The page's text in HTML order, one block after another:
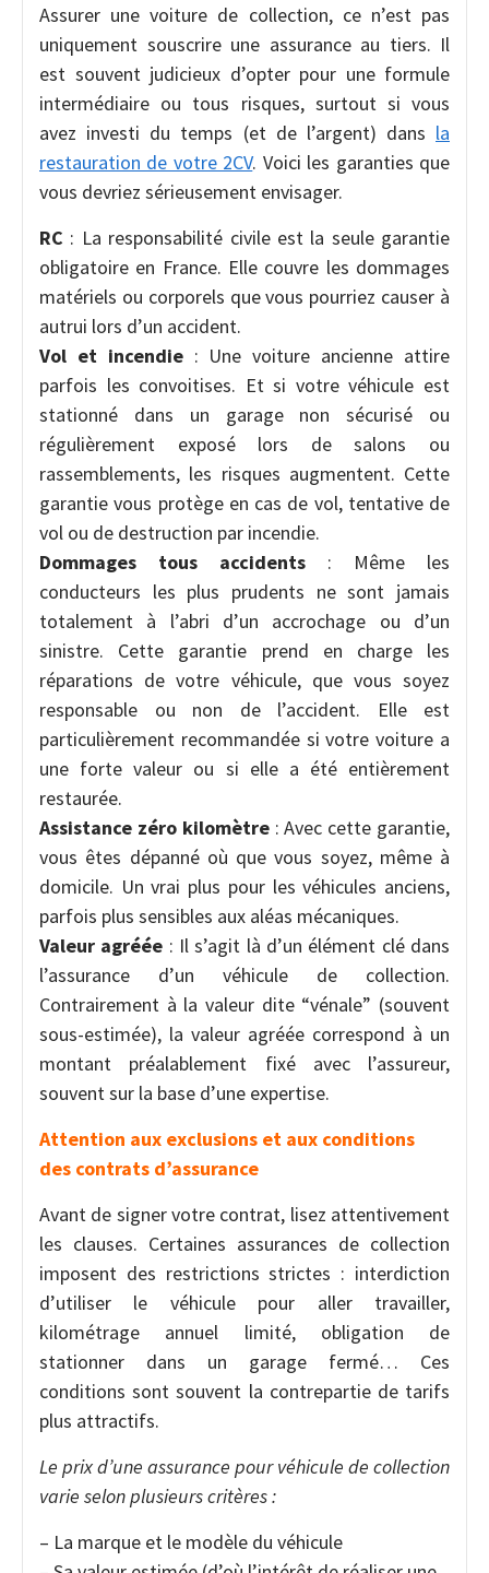
Assurer une voiture de collection, ce n’est pas
uniquement souscrire une assurance au tiers. Il
est souvent judicieux d’opter pour une formule
intermédiaire ou tous risques, surtout si vous
avez investi du temps (et de l’argent) dans la
restauration de votre 2CV. Voici les garanties que
vous devriez sérieusement envisager.
RC : La responsabilité civile est la seule garantie
obligatoire en France. Elle couvre les dommages
matériels ou corporels que vous pourriez causer à
autrui lors d’un accident.
Vol et incendie: Une voiture ancienne attire
parfois les convoitises. Et si votre véhicule est
stationné dans un garage non sécurisé ou
régulièrement exposé lors de salons ou
rassemblements, les risques augmentent. Cette
garantie vous protège en cas de vol, tentative de
vol ou de destruction par incendie.
Dommages tous accidents : Même les
conducteurs les plus prudents ne sont jamais
totalement à l’abri d’un accrochage ou d’un
sinistre. Cette garantie prend en charge les
réparations de votre véhicule, que vous soyez
responsable ou non de l’accident. Elle est
particulièrement recommandée si votre voiture a
une forte valeur ou si elle a été entièrement
restaurée.
Assistance zéro kilomètre: Avec cette garantie,
vous êtes dépanné où que vous soyez, même à
domicile. Un vrai plus pour les véhicules anciens,
parfois plus sensibles aux aléas mécaniques.
Valeur agréée : Il s’agit là d’un élément clé dans
l’assurance d’un véhicule de collection.
Contrairement à la valeur dite “vénale” (souvent
sous-estimée), la valeur agréée correspond à un
montant préalablement fixé avec l’assureur,
souvent sur la base d’une expertise.
Attention aux exclusions et aux conditions
des contrats d’assurance
Avant de signer votre contrat, lisez attentivement
les clauses. Certaines assurances de collection
imposent des restrictions strictes : interdiction
d’utiliser le véhicule pour aller travailler,
kilométrage annuel limité, obligation de
stationner dans un garage fermé… Ces
conditions sont souvent la contrepartie de tarifs
plus attractifs.
Le prix d’une assurance pour véhicule de collection
varie selon plusieurs critères :
– La marque et le modèle du véhicule